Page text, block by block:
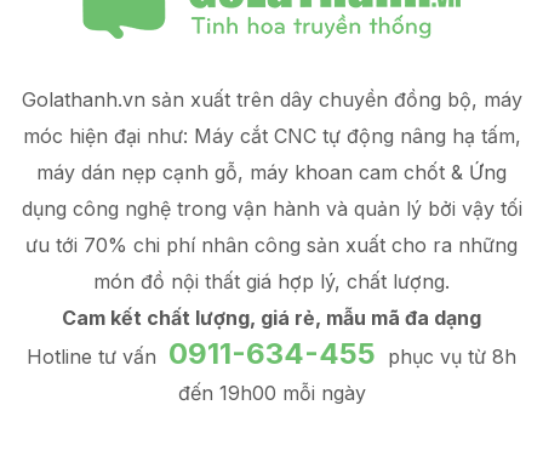
Golathanh.vn sản xuất trên dây chuyền đồng bộ, máy
móc hiện đại như: Máy cắt CNC tự động nâng hạ tấm,
máy dán nẹp cạnh gỗ, máy khoan cam chốt & Ứng
dụng công nghệ trong vận hành và quản lý bởi vậy tối
ưu tới 70% chi phí nhân công sản xuất cho ra những
món đồ nội thất giá hợp lý, chất lượng.
Cam kết chất lượng, giá rẻ, mẫu mã đa dạng
Hotline tư vấn 0911-634-455 phục vụ từ 8h
đến 19h00 mỗi ngày